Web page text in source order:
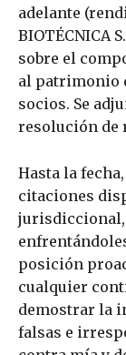
adelante
BIOTÉCNICA
sobre el
al patrimonio
socios. Se
resolución de
Hasta la
citaciones
jurisdiccional,
posición
cualquier
demostrar la
falsas e